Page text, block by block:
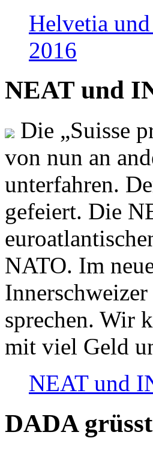
Helvetia
2016
NEAT und
Die „Suisse
von nun an
unterfahren.
gefeiert. Die
NATO. Im
sprechen. Wir
mit viel Geld
NEAT und
DADA